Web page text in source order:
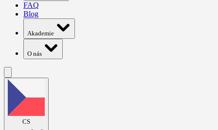
FAQ
Blog
Akademie
O nás
CS